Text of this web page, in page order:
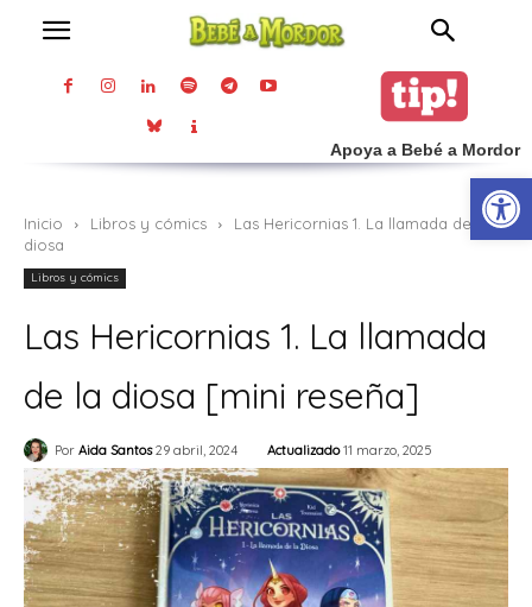
Apoya a Bebé a Mordor
Inicio Libros y cómics
Las Hericornias 1. La llamada de la
diosa
Libros y cómics
Las Hericornias 1. La llamada
de la diosa [mini reseña]
Por Aida Santos 29 abril, 2024 Actualizado 11 marzo, 2025